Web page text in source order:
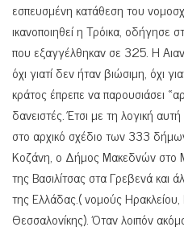
εσπευσμένη κατάθεση του
ικανοποιηθεί η Τρόικα,
που εξαγγέλθηκαν σε 325. Η
όχι γιατί δεν ήταν βιώσιμη, όχι
κράτος έπρεπε να παρουσιάσει
δανειστές. Έτσι με τη λογική
στο αρχικό σχέδιο των 333
Κοζάνη, ο Δήμος Μακεδνών στο
της Βασιλίτσας στα Γρεβενά και
της Ελλάδας.( νομούς Ηρακλείου,
Θεσσαλονίκης). Όταν λοιπόν ακόμα